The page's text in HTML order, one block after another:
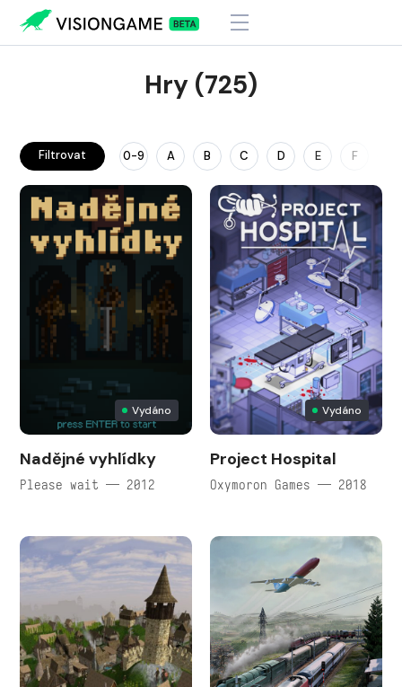
Hry (725)
Filtrovat 0-9 A B C D E F
Vydáno
Nadějné vyhlídky
Please wait — 2012
Vydáno
Project Hospital
Oxymoron Games — 2018